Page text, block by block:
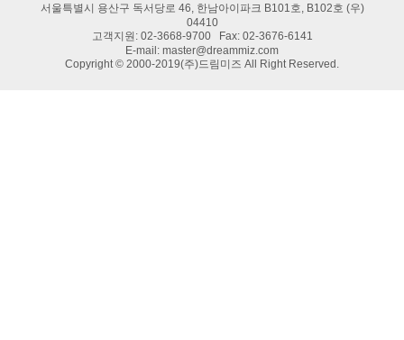
서울특별시 용산구 독서당로 46, 한남아이파크 B101호, B102호 (우)
04410
고객지원: 02-3668-9700 Fax: 02-3676-6141
E-mail: master@dreammiz.com
Copyright © 2000-2019(주)드림미즈 All Right Reserved.